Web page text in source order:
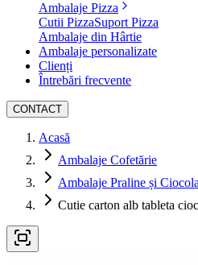
Ambalaje Pizza
Cutii PizzaSuport Pizza
Ambalaje din Hârtie
Ambalaje personalizate
Clienți
Întrebări frecvente
CONTACT
Acasă
Ambalaje Cofetărie
Ambalaje Praline și
Cutie carton alb tableta